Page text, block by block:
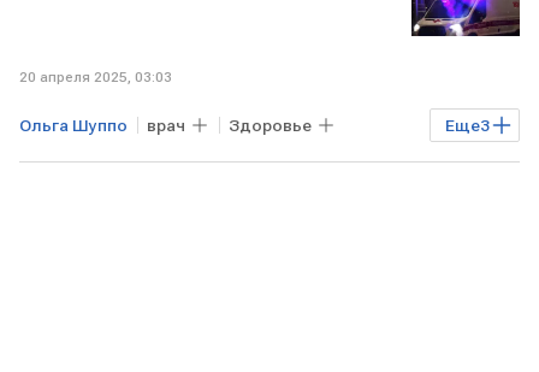
20 апреля 2025, 03:03
Еще3
Ольга Шуппо врач Здоровье
Общество иммунитет Grand Clinic